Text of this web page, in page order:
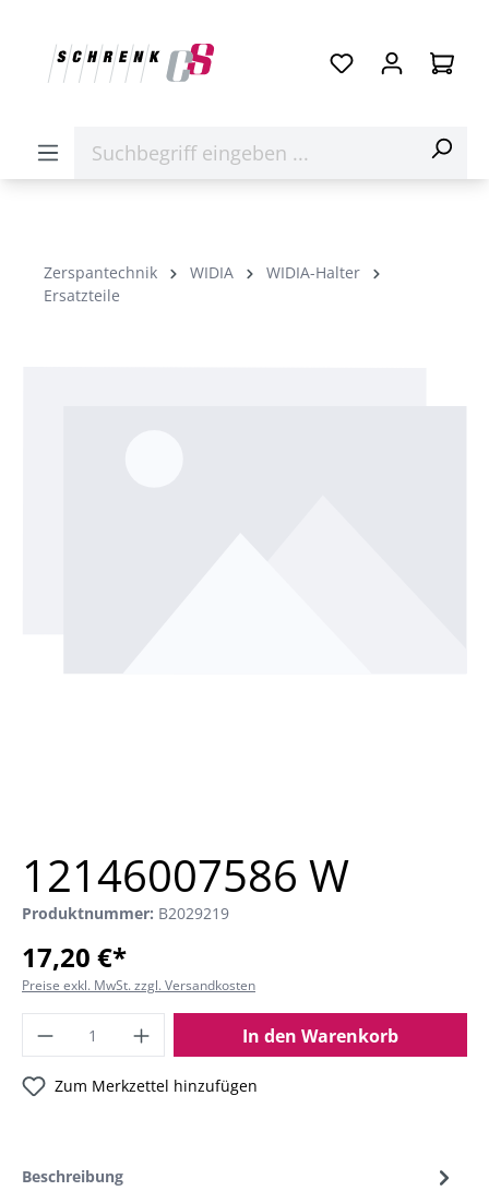
Zerspantechnik WIDIA
WIDIA-Halter
Ersatzteile
12146007586 W
Produktnummer: B2029219
17,20 €*
Preise exkl. MwSt. zzgl. Versandkosten
In den Warenkorb
Zum Merkzettel hinzufügen
Beschreibung